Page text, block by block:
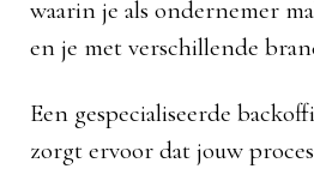
waarin je als ondernemer
en je met verschillende
Een gespecialiseerde
zorgt ervoor dat jouw